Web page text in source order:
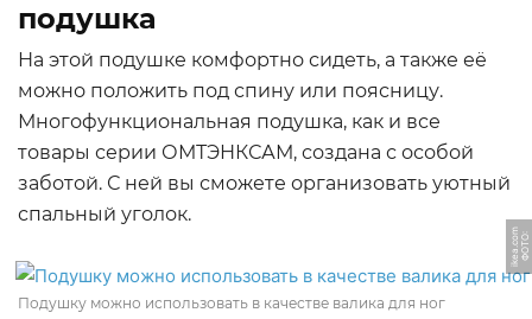
подушка
На этой подушке комфортно сидеть, а также её
можно положить под спину или поясницу.
Многофункциональная подушка, как и все
товары серии ОМТЭНКСАМ, создана с особой
заботой. С ней вы сможете организовать уютный
спальный уголок.
Ф
О
Т
О:
i
k
e
a.
c
o
m
Подушку можно использовать в качестве валика для ног